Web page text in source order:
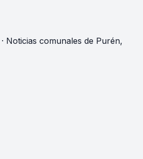
Noticias comunales de Purén,